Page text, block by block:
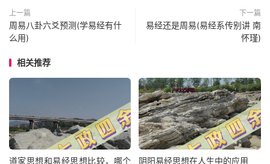
上一篇
周易八卦六爻预测(学易经有什
么用)
下一篇
易经还是周易(易经系传别讲 南
怀瑾)
相关推荐
道家思想和易经思想比较，哪个
阴阳易经思想在人生中的应用